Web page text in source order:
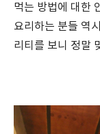
먹는 방법에 대한
요리하는 분들 역
리티를 보니 정말